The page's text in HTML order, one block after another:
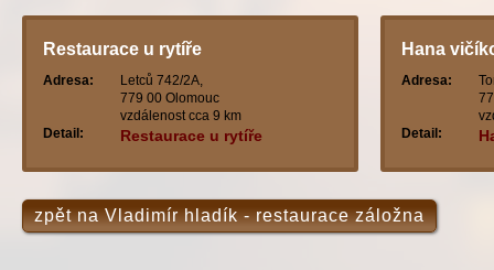
Restaurace u rytíře
Adresa:
Letců 742/2A,
779 00 Olomouc
vzdálenost cca 9 km
Detail:
Restaurace u rytíře
Hana
Adresa:
Detail:
zpět na Vladimír hladík - restaurace záložna